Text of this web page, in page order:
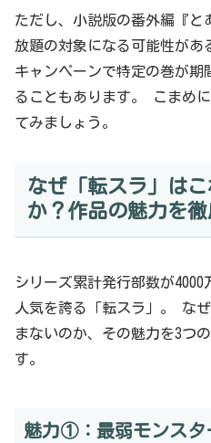
ただし、小説版の番外編『と
放題の対象になる可能性があ
キャンペーンで特定の巻が期
ることもあります。 こまめ
てみましょう。
なぜ「転スラ」は
か？作品の魅力を徹
シリーズ累計発行部数が
人気を誇る「転スラ」。 な
まないのか、その魅力を3つ
す。
魅力①：最弱モンスタ